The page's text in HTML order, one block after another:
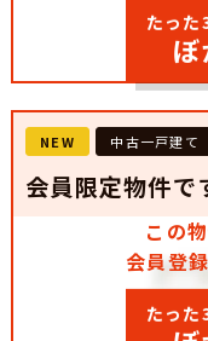
たっ
ぼ
NEW 中古一戸建て
会員限定物件で
この
会員登
たっ